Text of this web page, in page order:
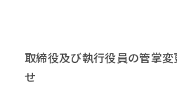
取締役及び執行役員の管掌
せ